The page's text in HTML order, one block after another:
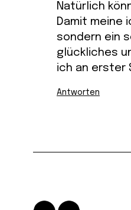
Natürlich
Damit meine
sondern ein
glückliches
ich an erster
Antworten